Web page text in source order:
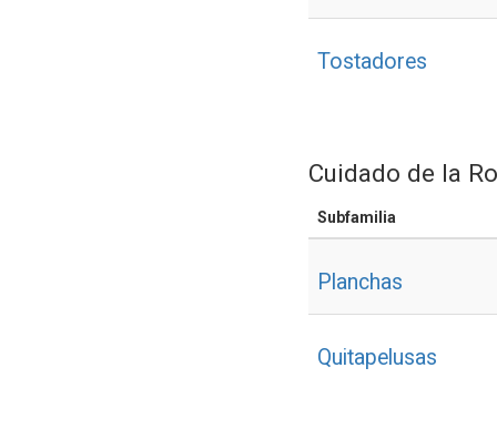
Tostadores
Cuidado de la
Subfamilia
Planchas
Quitapelusas